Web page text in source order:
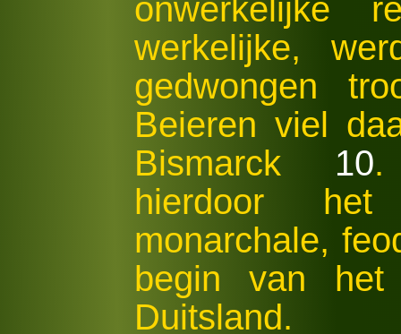
onwerkelijke
werkelijke,
gedwongen
Beieren viel
Bismarck 10.
hierdoor
monarchale,
begin van het
Duitsland.